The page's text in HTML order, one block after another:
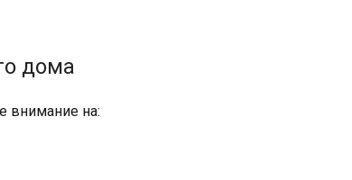
дома
внимание на: